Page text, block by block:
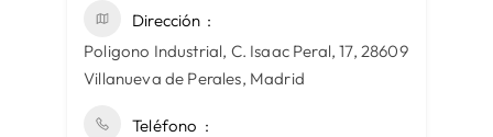
Dirección
Poligono Industrial, C. Isaac Peral, 17, 28609
Villanueva de Perales, Madrid
Teléfono